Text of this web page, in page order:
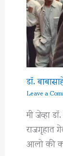
डॉ.
Leave a
मी जेव्हा
राजगृहात
आलो की